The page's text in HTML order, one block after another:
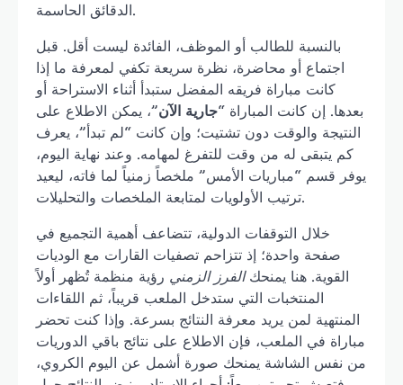
الدقائق الحاسمة.
بالنسبة للطالب أو الموظف، الفائدة ليست أقل. قبل
اجتماع أو محاضرة، نظرة سريعة تكفي لمعرفة ما إذا
كانت مباراة فريقه المفضل ستبدأ أثناء الاستراحة أو
بعدها. إن كانت المباراة “جارية الآن”، يمكن الاطلاع على
النتيجة والوقت دون تشتيت؛ وإن كانت “لم تبدأ”، يعرف
كم يتبقى له من وقت للتفرغ لمهامه. وعند نهاية اليوم،
يوفر قسم “مباريات الأمس” ملخصاً زمنياً لما فاته، ليعيد
ترتيب الأولويات لمتابعة الملخصات والتحليلات.
خلال التوقفات الدولية، تتضاعف أهمية التجميع في
صفحة واحدة؛ إذ تتزاحم تصفيات القارات مع الوديات
القوية. هنا يمنحكالفرز الزمني رؤية منظمة تُظهر أولاً
المنتخبات التي ستدخل الملعب قريباً، ثم اللقاءات
المنتهية لمن يريد معرفة النتائج بسرعة. وإذا كنت تحضر
مباراة في الملعب، فإن الاطلاع على نتائج باقي الدوريات
من نفس الشاشة يمنحك صورة أشمل عن اليوم الكروي،